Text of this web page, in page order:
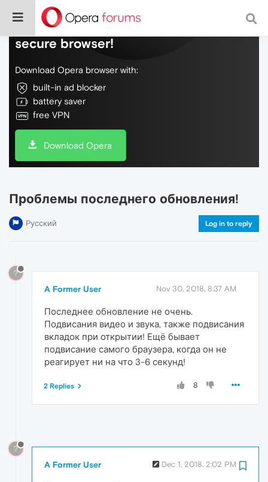
Do more on the web, with a fast and
secure browser!
Download Opera browser with:
built-in ad blocker
battery saver
free VPN
Download Opera
Проблемы последнего обновления!
Русский Log in to reply
?
A Former User Nov 30, 2018, 8:37 AM
Последнее обновление не очень.
Подвисания видео и звука, также подвисания
вкладок при открытии! Ещё бывает
подвисание самого браузера, когда он не
реагирует ни на что 3-6 секунд!
8
2 Replies
?
A Former User Dec 1, 2018, 2:02 PM